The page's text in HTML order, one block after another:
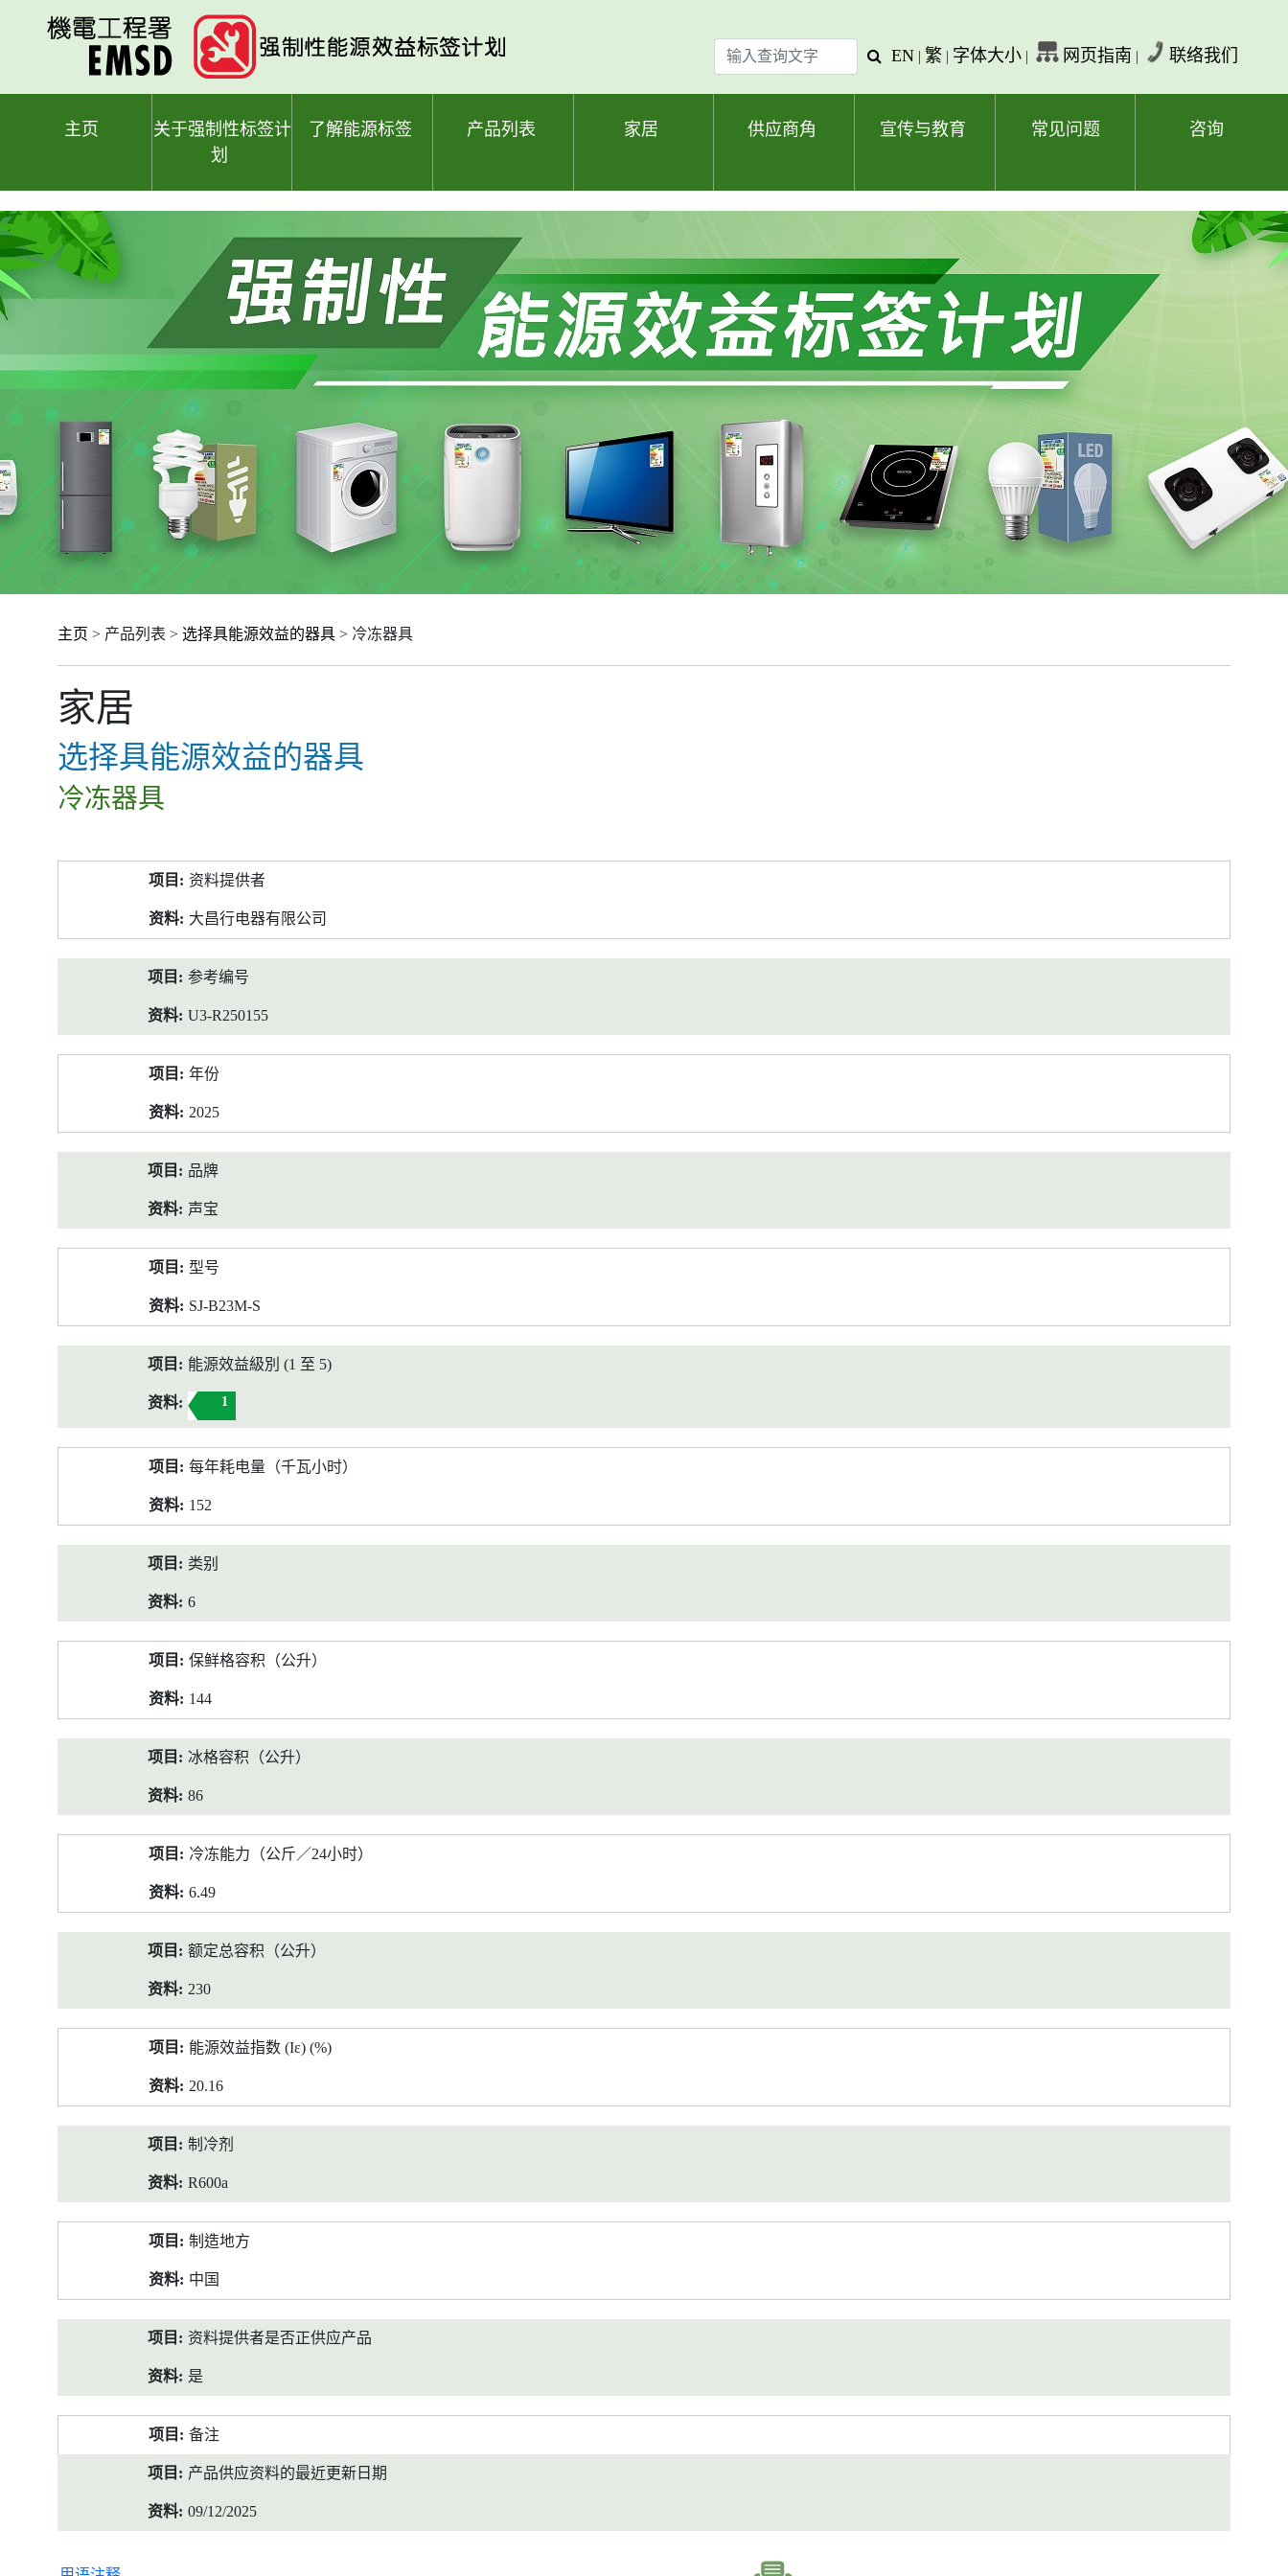
输
入
查
查
字
EN | 繁 | 字体大小 | 网页指南 | 联络我们
主页
关于强制性标签计
划
了解能源标签 产品列表 家居 供应商角 宣传与教育 常见问题 咨询
主页 > 产品列表 > 选择具能源效益的器具 > 冷冻器具
家居
选择具能源效益的器具
冷冻器具
料
资料提供者
大昌行电器有限公司
参考编号
U3-R250155
年份
2025
品牌
声宝
型号
SJ-B23M-S
能源效益級別 (1 至 5)
1
每年耗电量（千瓦小时）
152
类别
6
保鲜格容积（公升）
144
冰格容积（公升）
86
冷冻能力（公斤／24小时）
6.49
额定总容积（公升）
230
能源效益指数 (Iε) (%)
20.16
制冷剂
R600a
制造地方
中国
资料提供者是否正供应产品
是
备注
产品供应资料的最近更新日期
09/12/2025